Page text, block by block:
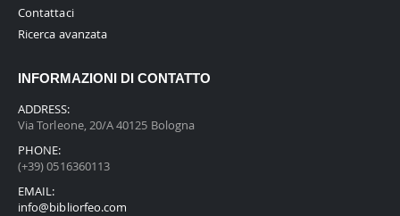
Contattaci
Ricerca avanzata
INFORMAZIONI DI CONTATTO
ADDRESS:
Via Torleone, 20/A 40125 Bologna
PHONE:
(+39) 0516360113
EMAIL:
info@bibliorfeo.com